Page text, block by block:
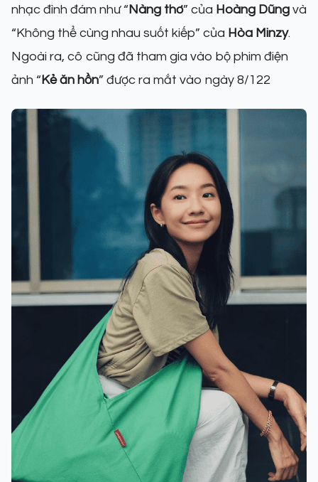
nhạc đình đám như “ Nàng thơ” của Hoàng Dũng và
“Không thể cùng nhau suốt kiếp” của Hòa Minzy.
Ngoài ra, cô cũng đã tham gia vào bộ phim điện
ảnh “ Kẻ ăn hồn” được ra mắt vào ngày 8/122